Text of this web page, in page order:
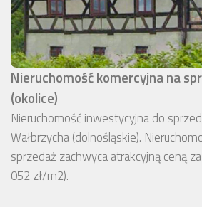
Nieruchomość komercyjna na
(okolice)
Nieruchomość inwestycyjna do
Wałbrzycha (dolnośląskie).
sprzedaż zachwyca atrakcyjną ceną
052 zł/m2).